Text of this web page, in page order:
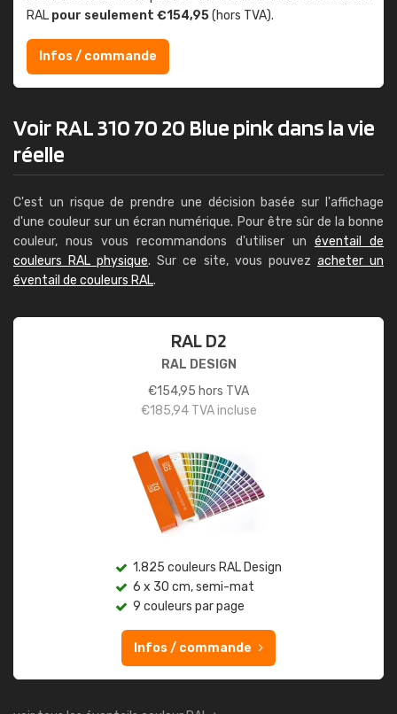
RAL pour seulement €154,95(hors TVA).
Infos / commande
Voir RAL 310 70 20 Blue pink dans la vie
réelle
C'est un risque de prendre une décision basée sur l'affichage
d'une couleur sur un écran numérique. Pour être sûr de la bonne
couleur, nous vous recommandons d'utiliser un éventail de
couleurs RAL physique. Sur ce site, vous pouvez acheter un
éventail de couleurs RAL.
RAL D2
RAL DESIGN
€154,95 hors TVA
€185,94TVA incluse
1.825 couleurs RAL Design
6 x 30 cm, semi-mat
9 couleurs par page
Infos / commande